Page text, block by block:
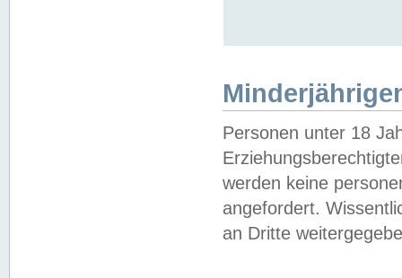
Personen unter 18
werden keine
angefordert.
an Dritte